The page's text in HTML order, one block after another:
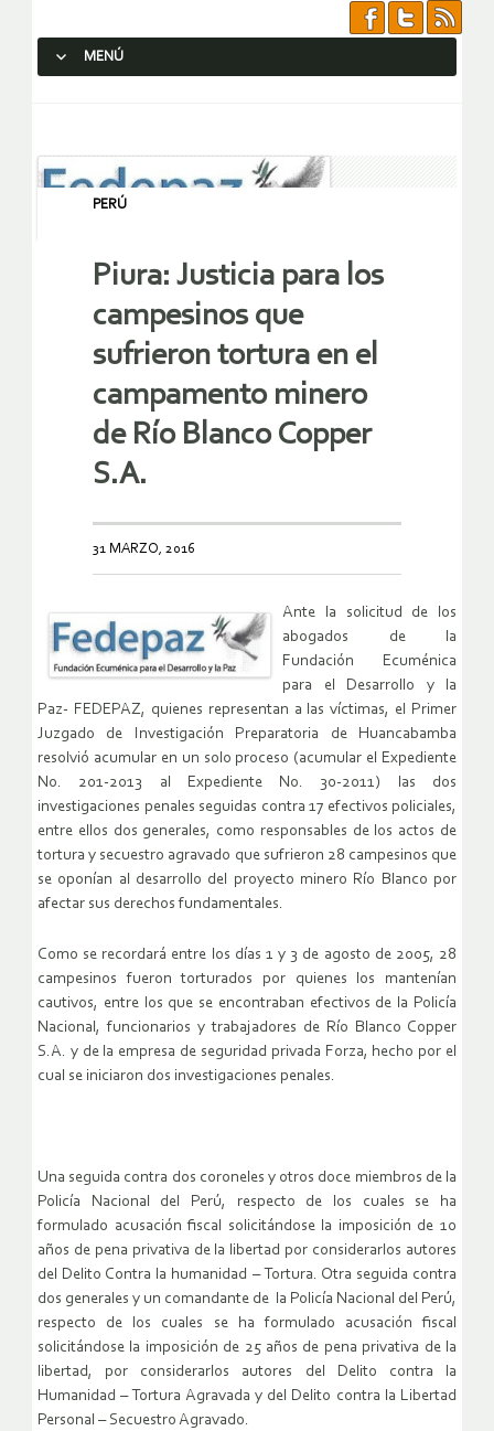
MENÚ
PERÚ
Piura: Justicia para los
campesinos que
sufrieron tortura en el
campamento minero
de Río Blanco Copper
S.A.
31 MARZO, 2016
Ante la solicitud de los
abogados de la
Fundación Ecuménica
para el Desarrollo y la
Paz- FEDEPAZ, quienes representan a las víctimas, el Primer
Juzgado de Investigación Preparatoria de Huancabamba
resolvió acumular en un solo proceso (acumular el Expediente
No. 201-2013 al Expediente No. 30-2011) las dos
investigaciones penales seguidas contra 17 efectivos policiales,
entre ellos dos generales, como responsables de los actos de
tortura y secuestro agravado que sufrieron 28 campesinos que
se oponían al desarrollo del proyecto minero Río Blanco por
afectar sus derechos fundamentales.
Como se recordará entre los días 1 y 3 de agosto de 2005, 28
campesinos fueron torturados por quienes los mantenían
cautivos, entre los que se encontraban efectivos de la Policía
Nacional, funcionarios y trabajadores de Río Blanco Copper
S.A. y de la empresa de seguridad privada Forza, hecho por el
cual se iniciaron dos investigaciones penales.
Una seguida contra dos coroneles y otros doce miembros de la
Policía Nacional del Perú, respecto de los cuales se ha
formulado acusación fiscal solicitándose la imposición de 10
años de pena privativa de la libertad por considerarlos autores
del Delito Contra la humanidad – Tortura. Otra seguida contra
dos generales y un comandante de la Policía Nacional del Perú,
respecto de los cuales se ha formulado acusación fiscal
solicitándose la imposición de 25 años de pena privativa de la
libertad, por considerarlos autores del Delito contra la
Humanidad – Tortura Agravada y del Delito contra la Libertad
Personal – Secuestro Agravado.